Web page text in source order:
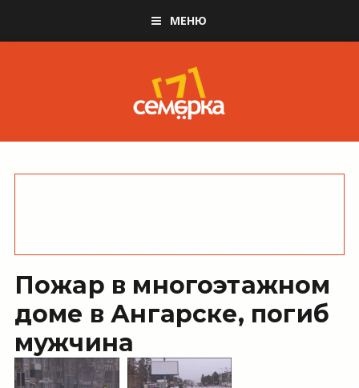
МЕНЮ
Пожар в многоэтажном
доме в Ангарске, погиб
мужчина